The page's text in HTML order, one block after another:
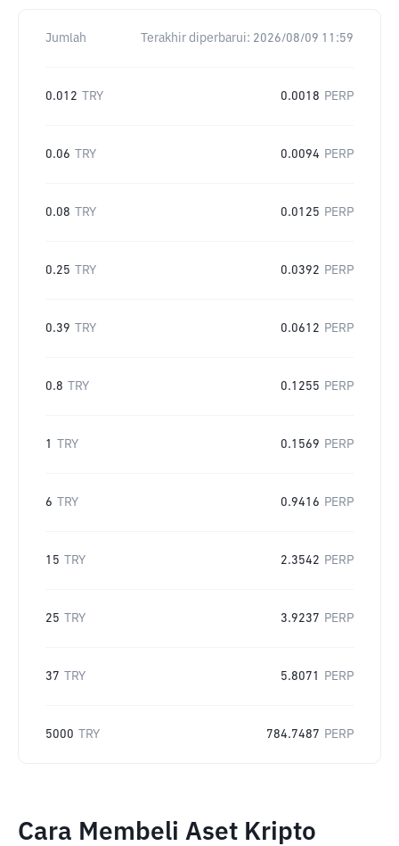
Jumlah Terakhir diperbarui: 2026/08/09 11:59
0.012 TRY 0.0018 PERP
0.06 TRY 0.0094 PERP
0.08 TRY 0.0125 PERP
0.25 TRY 0.0392 PERP
0.39 TRY 0.0612 PERP
0.8 TRY 0.1255 PERP
1 TRY 0.1569 PERP
6 TRY 0.9416 PERP
15 TRY 2.3542 PERP
25 TRY 3.9237 PERP
37 TRY 5.8071 PERP
5000 TRY 784.7487 PERP
Cara Membeli Aset Kripto